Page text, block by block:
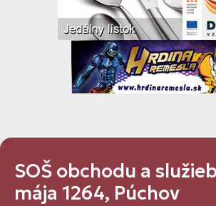
SOŠ obchodu a
mája 1264, Púchov